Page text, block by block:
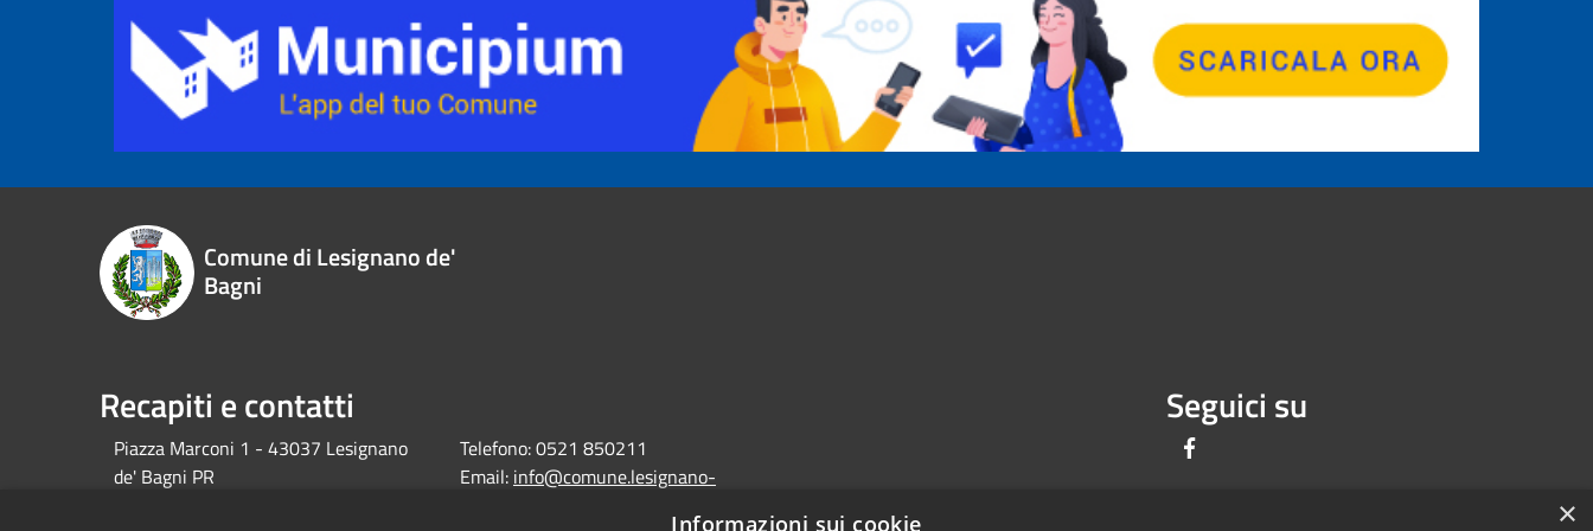
Comune di Lesignano de'
Bagni
Recapiti e contatti
Piazza Marconi 1 - 43037 Lesignano
de' Bagni PR
Telefono:0521 850211
Email: info@comune.lesignano-
Seguici su
×
Informazioni sui cookie